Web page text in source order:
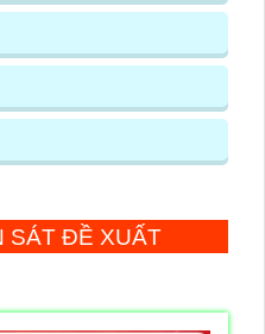
SÁT ĐỀ XUẤT